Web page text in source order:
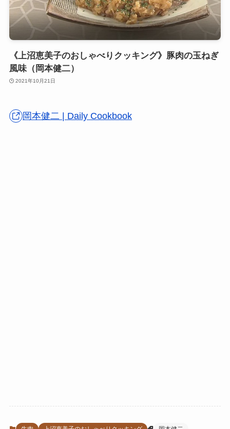
《上沼恵美子のおしゃべりクッキング》豚肉の玉ねぎ
風味（岡本健二）
2021年10月21日
岡本健二 | Daily Cookbook